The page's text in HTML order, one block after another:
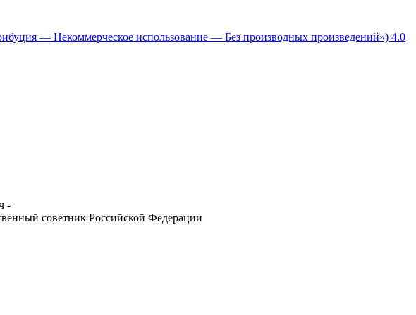
— Некоммерческое использование — Без производных произведений») 4.0
-
советник Российской Федерации